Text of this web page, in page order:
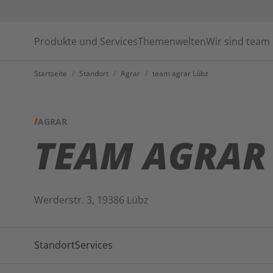
Produkte und ServicesThemenweltenWir sind team
Startseite / Standort / Agrar / team agrar Lübz
AGRAR
TEAM
Werderstr. 3, 19386 Lübz
StandortServices